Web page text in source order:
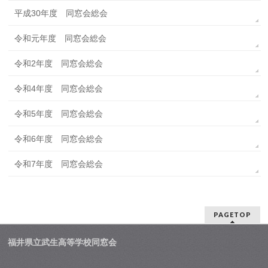
平成30年度 同窓会総会
令和元年度 同窓会総会
令和2年度 同窓会総会
令和4年度 同窓会総会
令和5年度 同窓会総会
令和6年度 同窓会総会
令和7年度 同窓会総会
PAGETOP
福井県立武生高等学校同窓会